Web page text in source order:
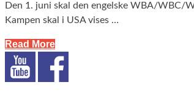
Den 1. juni skal den engelske WBA/WBC/
Kampen skal i USA vises …
Read More